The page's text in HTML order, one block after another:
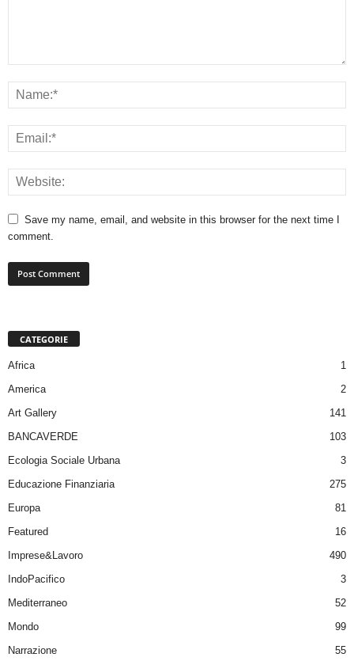
Save my name, email, and website in this browser for the next time I
comment.
CATEGORIE
Africa
1
America
2
Art Gallery
141
BANCAVERDE
103
Ecologia Sociale Urbana
3
Educazione Finanziaria
275
Europa
81
Featured
16
Imprese&Lavoro
490
IndoPacifico
3
Mediterraneo
52
Mondo
99
Narrazione
55